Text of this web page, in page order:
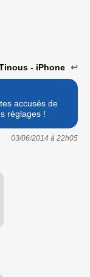
- iPhone ↩
accusés de
réglages !
03/06/2014 à 22h05